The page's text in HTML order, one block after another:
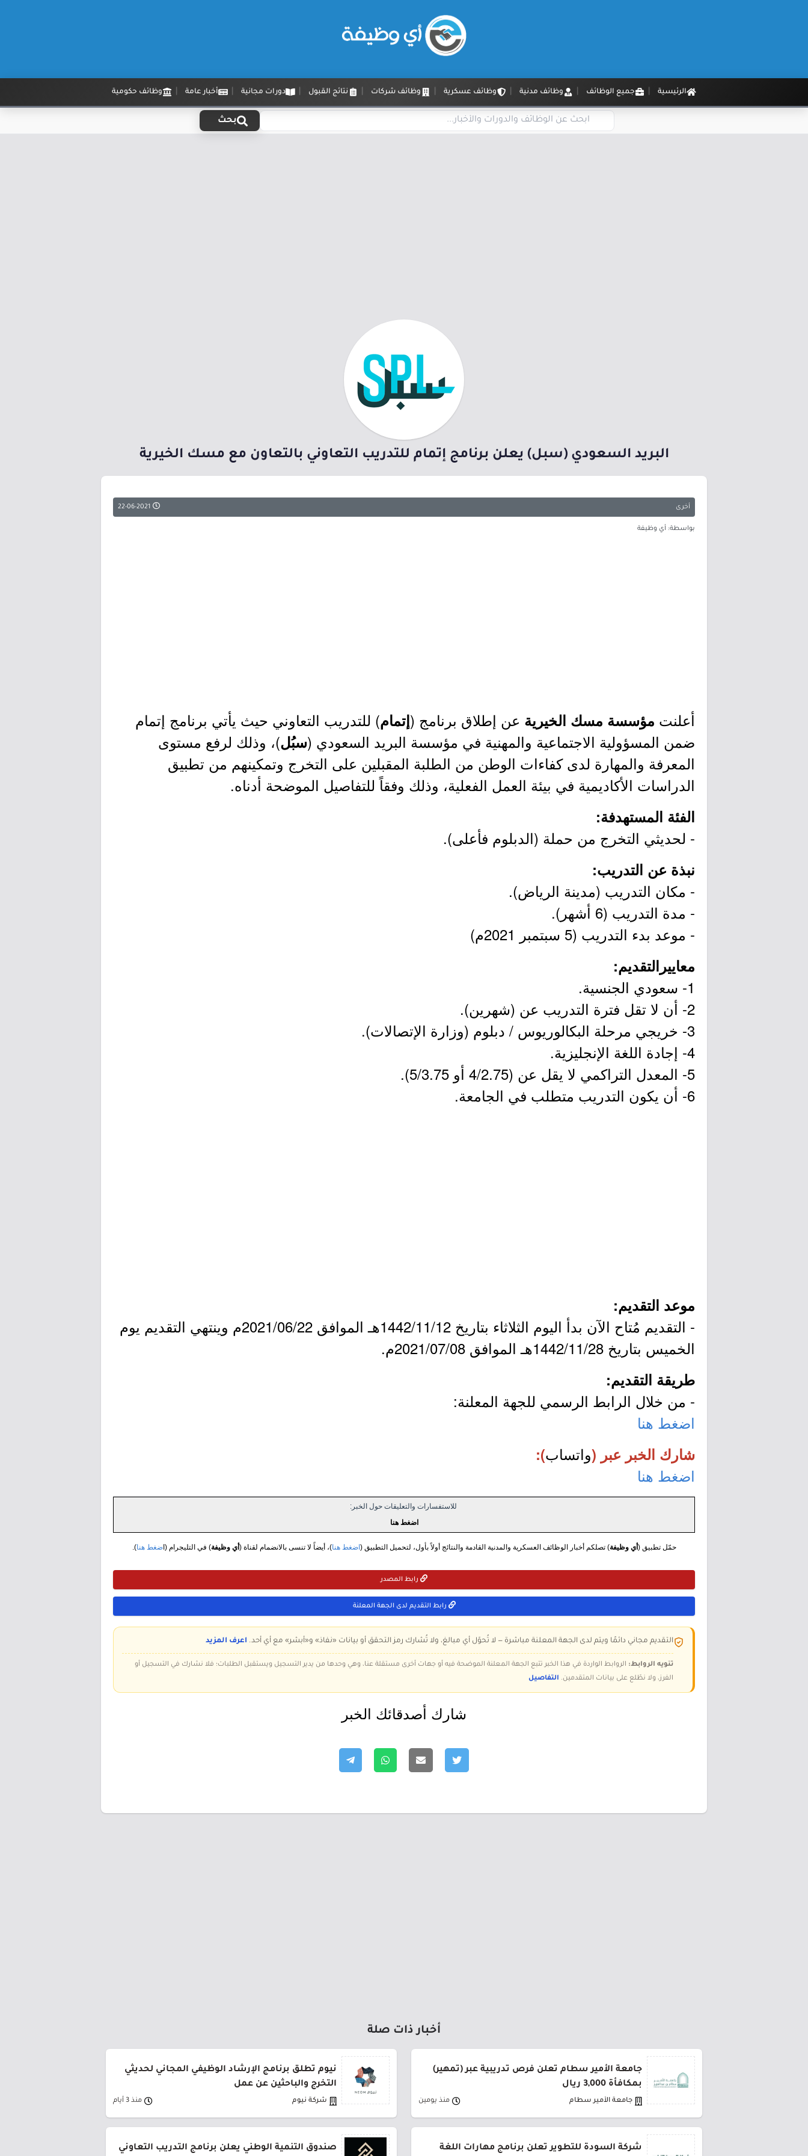
الرئيسية جميع الوظائف وظائف مدنية وظائف عسكرية وظائف شركات نتائج القبول دورات مجانية أخبار عامة وظائف حكومية
بحث
البريد السعودي (سبل) يعلن برنامج إتمام للتدريب التعاوني بالتعاون مع مسك الخيرية
أخرى
بواسطة: أي وظيفة
أعلنت مؤسسة مسك الخيرية عن إطلاق برنامج (إتمام) للتدريب التعاوني حيث يأتي برنامج إتمام
ضمن المسؤولية الاجتماعية والمهنية في مؤسسة البريد السعودي (سبُل)، وذلك لرفع مستوى
المعرفة والمهارة لدى كفاءات الوطن من الطلبة المقبلين على التخرج وتمكينهم من تطبيق
الدراسات الأكاديمية في بيئة العمل الفعلية، وذلك وفقاً للتفاصيل الموضحة أدناه.
الفئة المستهدفة:
- لحديثي التخرج من حملة (الدبلوم فأعلى).
نبذة عن التدريب:
- مكان التدريب (مدينة الرياض).
- مدة التدريب (6 أشهر).
- موعد بدء التدريب (5 سبتمبر 2021م)
معاييرالتقديم:
1- سعودي الجنسية.
2- أن لا تقل فترة التدريب عن (شهرين).
3- خريجي مرحلة البكالوريوس / دبلوم (وزارة الإتصالات).
4- إجادة اللغة الإنجليزية.
5- المعدل التراكمي لا يقل عن (4/2.75 أو 5/3.75).
6- أن يكون التدريب متطلب في الجامعة.
موعد التقديم:
- التقديم مُتاح الآن بدأ اليوم الثلاثاء بتاريخ 1442/11/12هـ الموافق 2021/06/22م وينتهي التقديم يوم
الخميس بتاريخ 1442/11/28هـ الموافق 2021/07/08م.
طريقة التقديم:
- من خلال الرابط الرسمي للجهة المعلنة:
اضغط هنا
شارك الخبر عبر (واتساب):
اضغط هنا
للاستفسارات والتعليقات حول الخبر:
اضغط هنا
حمّل تطبيق ( أي وظيفة) تصلكم أخبار الوظائف العسكرية والمدنية القادمة والنتائج أولاً بأول، لتحميل التطبيق ( اضغط هنا)، أيضاً لا تنسى بالانضمام لقناة ( أي وظيفة) في التليجرام (اضغط هنا).
رابط المصدر
رابط التقديم لدى الجهة المعلنة
التقديم مجاني دائمًا ويتم لدى الجهة المعلنة مباشرة — لا تُحوّل أي مبالغ، ولا تُشارك رمز التحقق أو بيانات «نفاذ» و«أبشر» مع أي أحد. اعرف المزيد
تنويه الروابط: الروابط الواردة في هذا الخبر تتبع الجهة المعلنة الموضحة فيه أو جهات أخرى مستقلة عنا، وهي وحدها من يدير التسجيل ويستقبل الطلبات؛ فلا نشارك في التسجيل أو
الفرز، ولا نطّلع على بيانات المتقدمين. التفاصيل
شارك أصدقائك الخبر
أخبار ذات صلة
جامعة الأمير سطام تعلن فرص تدريبية عبر (تمهير)
بمكافأة 3,000 ريال
جامعة الأمير سطام منذ يومين
نيوم تطلق برنامج الإرشاد الوظيفي المجاني لحديثي
التخرج والباحثين عن عمل
شركة نيوم منذ 3 أيام
شركة السودة للتطوير تعلن برنامج مهارات اللغة صندوق التنمية الوطني يعلن برنامج التدريب التعاوني